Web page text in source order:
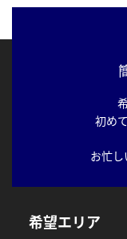
初め
お忙し
希望エリア